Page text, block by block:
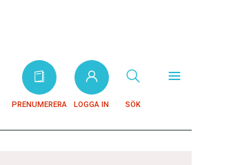
PRENUMERERA LOGGA IN SÖK